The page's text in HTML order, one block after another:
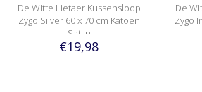
De Witte Lietaer Kussensloop
Zygo Silver 60 x 70 cm Katoen
Satijn
€19,98
De
Zygo